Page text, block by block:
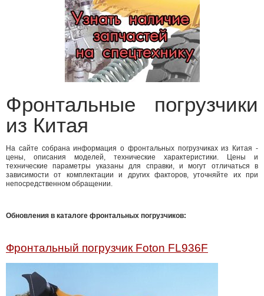
Фронтальные погрузчики
из Китая
На сайте собрана информация о фронтальных погрузчиках из Китая -
цены, описания моделей, технические характеристики. Цены и
технические параметры указаны для справки, и могут отличаться в
зависимости от комплектации и других факторов, уточняйте их при
непосредственном обращении.
Обновления в каталоге фронтальных погрузчиков:
Фронтальный погрузчик Foton FL936F